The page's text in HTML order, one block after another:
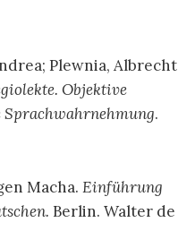
Plewnia, Albrecht
Objektive
Sprachwahrnehmung.
Macha. Einführung
Berlin. Walter de